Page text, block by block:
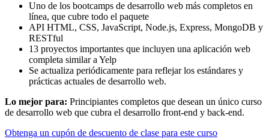
Uno de los bootcamps de desarrollo web más completos en
línea, que cubre todo el paquete
API HTML, CSS, JavaScript, Node.js, Express, MongoDB y
RESTful
13 proyectos importantes que incluyen una aplicación web
completa similar a Yelp
Se actualiza periódicamente para reflejar los estándares y
prácticas actuales de desarrollo web.
Lo mejor para: Principiantes completos que desean un único curso
de desarrollo web que cubra el desarrollo front-end y back-end.
Obtenga un cupón de descuento de clase para este curso